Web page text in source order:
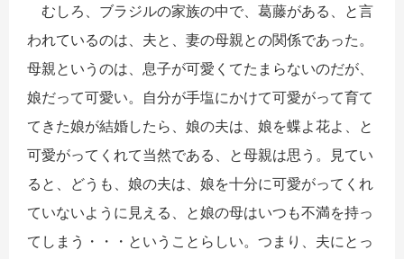
むしろ、ブラジルの家族の中で、葛藤がある、と言
われているのは、夫と、妻の母親との関係であった。
母親というのは、息子が可愛くてたまらないのだが、
娘だって可愛い。自分が手塩にかけて可愛がって育て
てきた娘が結婚したら、娘の夫は、娘を蝶よ花よ、と
可愛がってくれて当然である、と母親は思う。見てい
ると、どうも、娘の夫は、娘を十分に可愛がってくれ
ていないように見える、と娘の母はいつも不満を持っ
てしまう・・・ということらしい。つまり、夫にとっ